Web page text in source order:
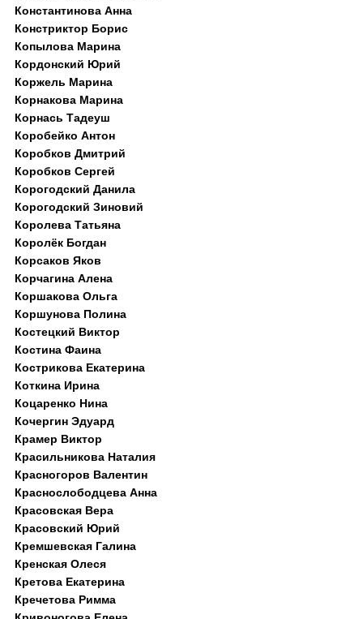
Константинова Анна
Констриктор Борис
Копылова Марина
Кордонский Юрий
Коржель Марина
Корнакова Марина
Корнась Тадеуш
Коробейко Антон
Коробков Дмитрий
Коробков Сергей
Корогодский Данила
Корогодский Зиновий
Королева Татьяна
Королёк Богдан
Корсаков Яков
Корчагина Алена
Коршакова Ольга
Коршунова Полина
Костецкий Виктор
Костина Фаина
Кострикова Екатерина
Коткина Ирина
Коцаренко Нина
Кочергин Эдуард
Крамер Виктор
Красильникова Наталия
Красногоров Валентин
Краснослободцева Анна
Красовская Вера
Красовский Юрий
Кремшевская Галина
Кренская Олеся
Кретова Екатерина
Кречетова Римма